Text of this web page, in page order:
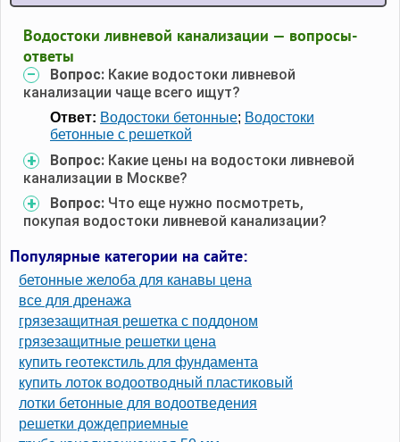
Водостоки ливневой канализации — вопросы-
ответы
Вопрос: Какие водостоки ливневой
канализации чаще всего ищут?
Ответ: Водостоки бетонные; Водостоки
бетонные с решеткой
Вопрос: Какие цены на водостоки ливневой
канализации в Москве?
Вопрос: Что еще нужно посмотреть,
покупая водостоки ливневой канализации?
Популярные категории на сайте:
бетонные желоба для канавы цена
все для дренажа
грязезащитная решетка с поддоном
грязезащитные решетки цена
купить геотекстиль для фундамента
купить лоток водоотводный пластиковый
лотки бетонные для водоотведения
решетки дождеприемные